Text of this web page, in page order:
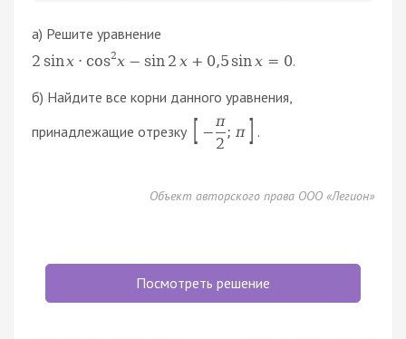
а) Решите уравнение
2 sin x ⋅ cos2x − sin 2 x + 0,5 sin x = 0.
б) Найдите все корни данного уравнения,
принадлежащие отрезку [ −
π
2
; π ] .
Объект авторского права ООО «Легион»
Посмотреть решение